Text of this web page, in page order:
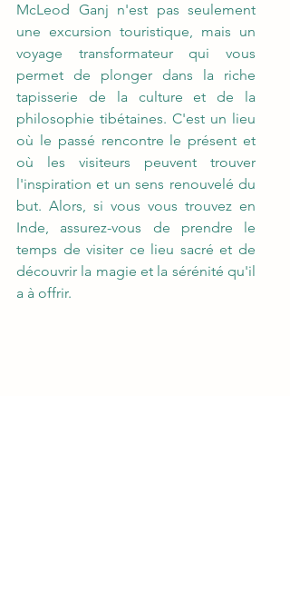
McLeod Ganj n'est pas seulement
une excursion touristique, mais un
voyage transformateur qui vous
permet de plonger dans la riche
tapisserie de la culture et de la
philosophie tibétaines. C'est un lieu
où le passé rencontre le présent et
où les visiteurs peuvent trouver
l'inspiration et un sens renouvelé du
but. Alors, si vous vous trouvez en
Inde, assurez-vous de prendre le
temps de visiter ce lieu sacré et de
découvrir la magie et la sérénité qu'il
a à offrir.